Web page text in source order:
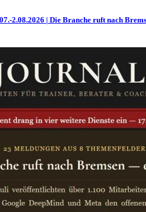
2.08.2026 | Die Branche ruft nach